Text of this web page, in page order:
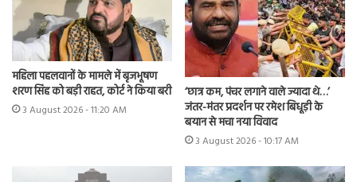
महिला पहलवानों के मामले में बृजभूषण
शरण सिंह को बड़ी राहत, कोर्ट ने किया बरी
3 August 2026 - 11:20 AM
‘छात्र कम, पंचर लगाने वाले ज्यादा थे…’
जंतर-मंतर प्रदर्शन पर रमेश बिधूड़ी के
बयान से मचा नया विवाद
3 August 2026 - 10:17 AM